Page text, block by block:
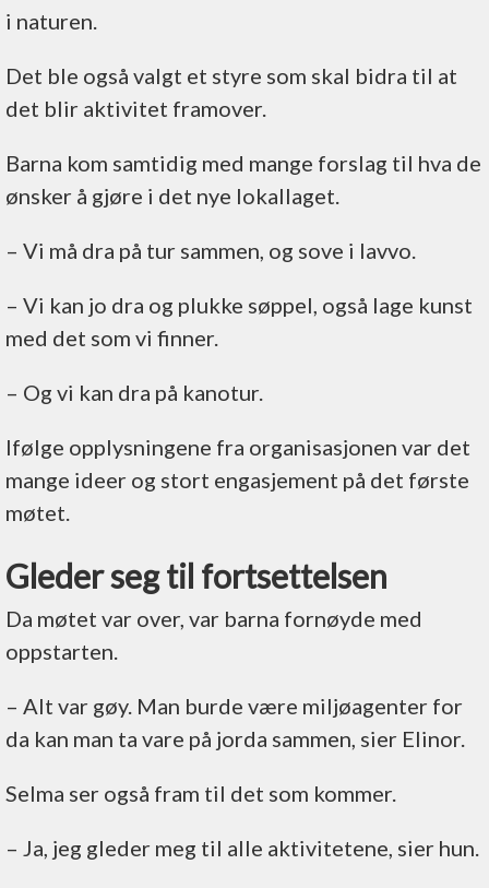
i naturen.
Det ble også valgt et styre som skal bidra til at
det blir aktivitet framover.
Barna kom samtidig med mange forslag til hva de
ønsker å gjøre i det nye lokallaget.
– Vi må dra på tur sammen, og sove i lavvo.
– Vi kan jo dra og plukke søppel, også lage kunst
med det som vi finner.
– Og vi kan dra på kanotur.
Ifølge opplysningene fra organisasjonen var det
mange ideer og stort engasjement på det første
møtet.
Gleder seg til fortsettelsen
Da møtet var over, var barna fornøyde med
oppstarten.
– Alt var gøy. Man burde være miljøagenter for
da kan man ta vare på jorda sammen, sier Elinor.
Selma ser også fram til det som kommer.
– Ja, jeg gleder meg til alle aktivitetene, sier hun.